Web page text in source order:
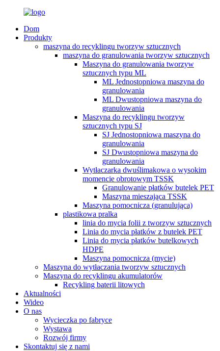
Dom
Produkty
maszyna do recyklingu tworzyw sztucznych
maszyna do granulowania tworzyw sztucznych
Maszyna do granulowania tworzyw
sztucznych typu ML
ML Jednostopniowa maszyna do
granulowania
ML Dwustopniowa maszyna do
granulowania
Maszyna do recyklingu tworzyw
sztucznych typu SJ
SJ Jednostopniowa maszyna do
granulowania
SJ Dwustopniowa maszyna do
granulowania
Wytłaczarka dwuślimakowa o wysokim
momencie obrotowym TSSK
Granulowanie płatków butelek PET
Maszyna mieszająca TSSK
Maszyna pomocnicza (granulująca)
plastikowa pralka
linia do mycia folii z tworzyw sztucznych
Linia do mycia płatków z butelek PET
Linia do mycia płatków butelkowych
HDPE
Maszyna pomocnicza (mycie)
Maszyna do wytłaczania tworzyw sztucznych
Maszyna do recyklingu akumulatorów
Recykling baterii litowych
Aktualności
Wideo
O nas
Wycieczka po fabryce
Wystawa
Rozwój firmy
Skontaktuj się z nami